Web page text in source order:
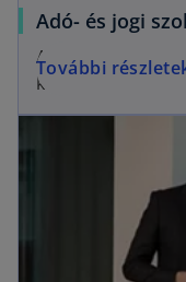
Adó- és jogi
A gyakran
kihívás a
További